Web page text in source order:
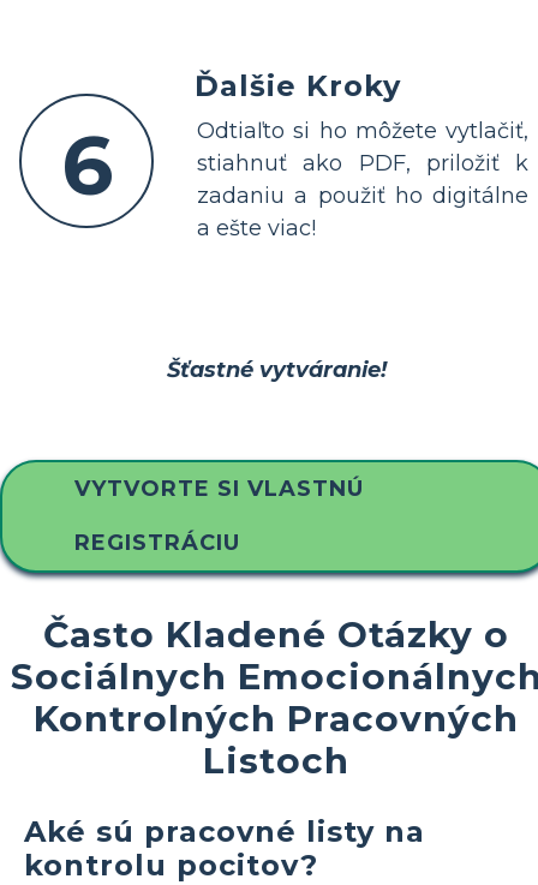
6
Ďalšie Kroky
Odtiaľto si ho môžete vytlačiť,
stiahnuť ako PDF, priložiť k
zadaniu a použiť ho digitálne
a ešte viac!
Šťastné vytváranie!
VYTVORTE SI VLASTNÚ
REGISTRÁCIU
Často Kladené Otázky o
Sociálnych
Kontrolných Pracovných
Listoch
Aké sú pracovné listy na
kontrolu pocitov?